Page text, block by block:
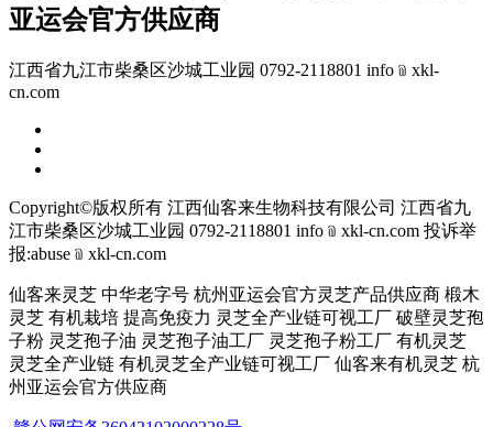
亚运会官方供应商
江西省九江市柴桑区沙城工业园 0792-2118801 info﹫xkl-
cn.com
Copyright©版权所有 江西仙客来生物科技有限公司 江西省九
江市柴桑区沙城工业园 0792-2118801 info﹫xkl-cn.com 投诉举
报:abuse﹫xkl-cn.com
仙客来灵芝 中华老字号 杭州亚运会官方灵芝产品供应商 椴木
灵芝 有机栽培 提高免疫力 灵芝全产业链可视工厂 破壁灵芝孢
子粉 灵芝孢子油 灵芝孢子油工厂 灵芝孢子粉工厂 有机灵芝
灵芝全产业链 有机灵芝全产业链可视工厂 仙客来有机灵芝 杭
州亚运会官方供应商